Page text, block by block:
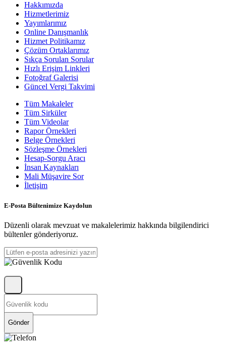
Hakkımızda
Hizmetlerimiz
Yayımlarımız
Online Danışmanlık
Hizmet Politikamız
Çözüm Ortaklarımız
Sıkça Sorulan Sorular
Hızlı Erişim Linkleri
Fotoğraf Galerisi
Güncel Vergi Takvimi
Tüm Makaleler
Tüm Sirküler
Tüm Videolar
Rapor Örnekleri
Belge Örnekleri
Sözleşme Örnekleri
Hesap-Sorgu Aracı
İnsan Kaynakları
Mali Müşavire Sor
İletişim
E-Posta Bültenimize Kaydolun
Düzenli olarak mevzuat ve makalelerimiz hakkında bilgilendirici
bültenler gönderiyoruz.
Gönder